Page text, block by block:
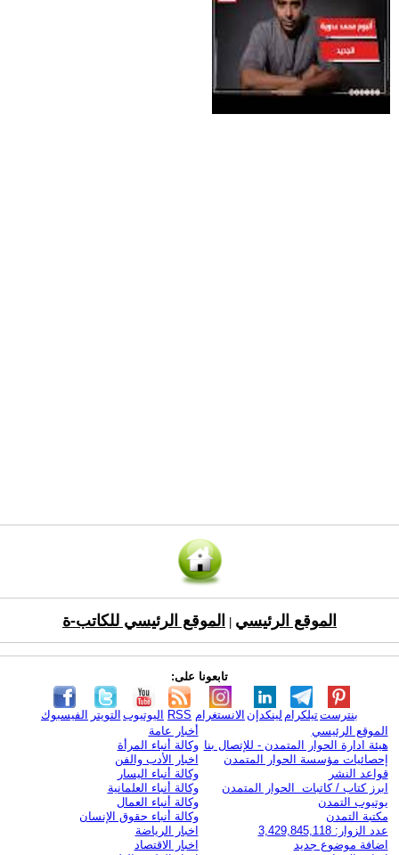
الموقع الرئيسي الموقع الرئيسي للكاتب-ة
تابعونا على:
الفيسبوك التويتر اليوتيوب RSS الانستغرام لينكدإن تيلكرامبنترست
الموقع الرئيسي
هيئة ادارة الحوار المتمدن - للإتصال بنا
إحصائيات مؤسسة الحوار المتمدن
قواعد النشر
ابرز كتاب / كاتبات الحوار المتمدن
يوتيوب التمدن
مكتبة التمدن
عدد الزوار: 3,429,845,118
اضافة موضوع جديد
أخبار عامة
وكالة أنباء المرأة
اخبار الأدب والفن
وكالة أنباء اليسار
وكالة أنباء العلمانية
وكالة أنباء العمال
وكالة أنباء حقوق الإنسان
اخبار الرياضة
اخبار الاقتصاد